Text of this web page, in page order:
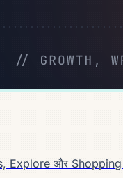
Explore और Shopping